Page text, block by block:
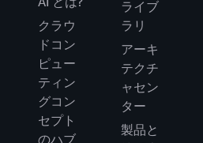
クラウ
ドコン
ピュー
ティン
グコン
セプト
のハブ
ライブ
ラリ
アーキ
テクチ
ャセン
ター
製品と